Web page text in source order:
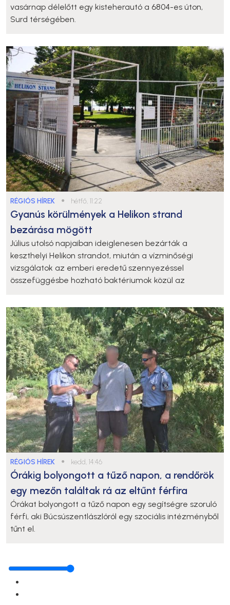
vasárnap délelőtt egy kisteherautó a 6804-es úton,
Surd térségében.
RÉGIÓS HÍREK ● hétfő, 11:22
Gyanús körülmények a Helikon strand
bezárása mögött
Július utolsó napjaiban ideiglenesen bezárták a
keszthelyi Helikon strandot, miután a vízminőségi
vizsgálatok az emberi eredetű szennyezéssel
összefüggésbe hozható baktériumok közül az
RÉGIÓS HÍREK ● kedd, 14:46
Órákig bolyongott a tűző napon, a rendőrök
egy mezőn találtak rá az eltűnt férfira
Órákat bolyongott a tűző napon egy segítségre szoruló
férfi, aki Búcsúszentlászlóról egy szociális intézményből
tűnt el.